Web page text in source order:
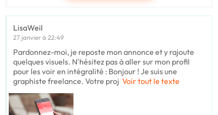
LisaWeil
27 janvier à 22:49
Pardonnez-moi, je reposte mon annonce et y rajoute
quelques visuels. N'hésitez pas à aller sur mon profil
pour les voir en intégralité : Bonjour ! Je suis une
graphiste freelance. Votre proj Voir tout le texte